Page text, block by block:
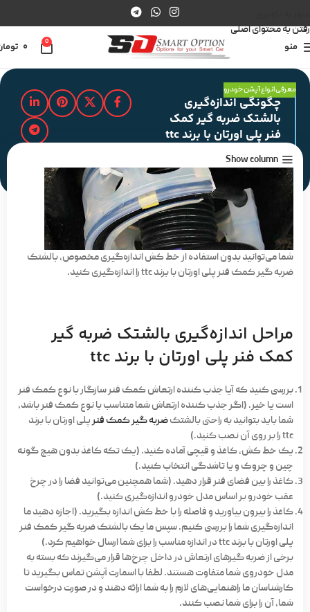
رفتن به محتوای اصلی
منو
0
معرفی انواع آپشن خودرو
چگونگی اندازه‌گیری
بالشتک ضربه گیر کمک
فنر پلی اورتان با برند ttc
مدت زمان مطالعه : 2 دقیقه
Show column
شما می‌توانید بدون استفاده از خط کش اندازه‌گیری مخصوص، بالشتک
ضربه گیر کمک فنر پلی اورتان با برند ttc را اندازه‌گیری کنید.
مراحل اندازه‌گیری بالشتک ضربه گیر
کمک فنر پلی اورتان با برند ttc
بررسی کنید که آیا جذب کننده ارتعاش کمک فنر سازگار با نوع کمک فنر
است یا خیر. (اگر جذب کننده ارتعاش شما متناسب با نوع کمک فنر باشد،
شما باید بتوانید به راحتی بالشتکضربه گیر کمک فنرپلی اورتان با برند
ttc را بر روی آن نصب کنید.)
یک خط کش، کاغذ و قیچی آماده کنید. (یک تکه کاغذ بدون هیچ گونه
چین و چروک و یا تاشدگی انتخاب کنید.)
کاغذ را بین فضای فنر قرار دهید. (شما همچنین می‌توانید فضا را در چرخ
عقب خودرو بر اساس مدل خودرو اندازه‌گیری کنید.)
کاغذ را بیرون بیاورید و فاصله را با خط کش اندازه بگیرید. (اجازه دهید ما
اندازه‌گیری شما را بررسی کنیم. سپس ما یک بالشتک ضربه گیر کمک فنر
پلی اورتان با برند ttc در اندازه مناسب را برای شما ارسال خواهیم کرد.)
برخی از ضربه گیرهای ارتعاش در داخل چرخ‌ها قرار می‌گیرند که بسته به
مدل خودروی شما متفاوت هستند. لطفا با اسمارت آپشن تماس بگیرید تا
کارشناسان ما راهنمایی‌های لازم را به شما ارائه دهند و در صورت درخواست
شما، آن را برای شما نصب کنند.